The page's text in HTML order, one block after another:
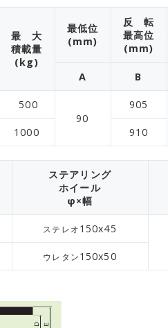
最 大
積載量
(kg)
最低位
(mm)
反 転
最高位
(mm)
A B
500
90
905
1000 910
ステアリング
ホイール
φ×幅
ステレオ150x45
ウレタン150x50